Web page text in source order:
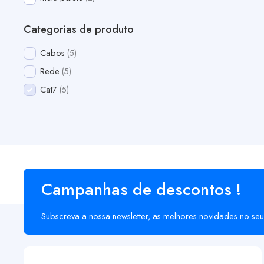
Categorias de produto
Cabos 5
Rede 5
Cat7 5
Campanhas de descontos !
Subscreva a nossa newsletter, as melhores novidades no